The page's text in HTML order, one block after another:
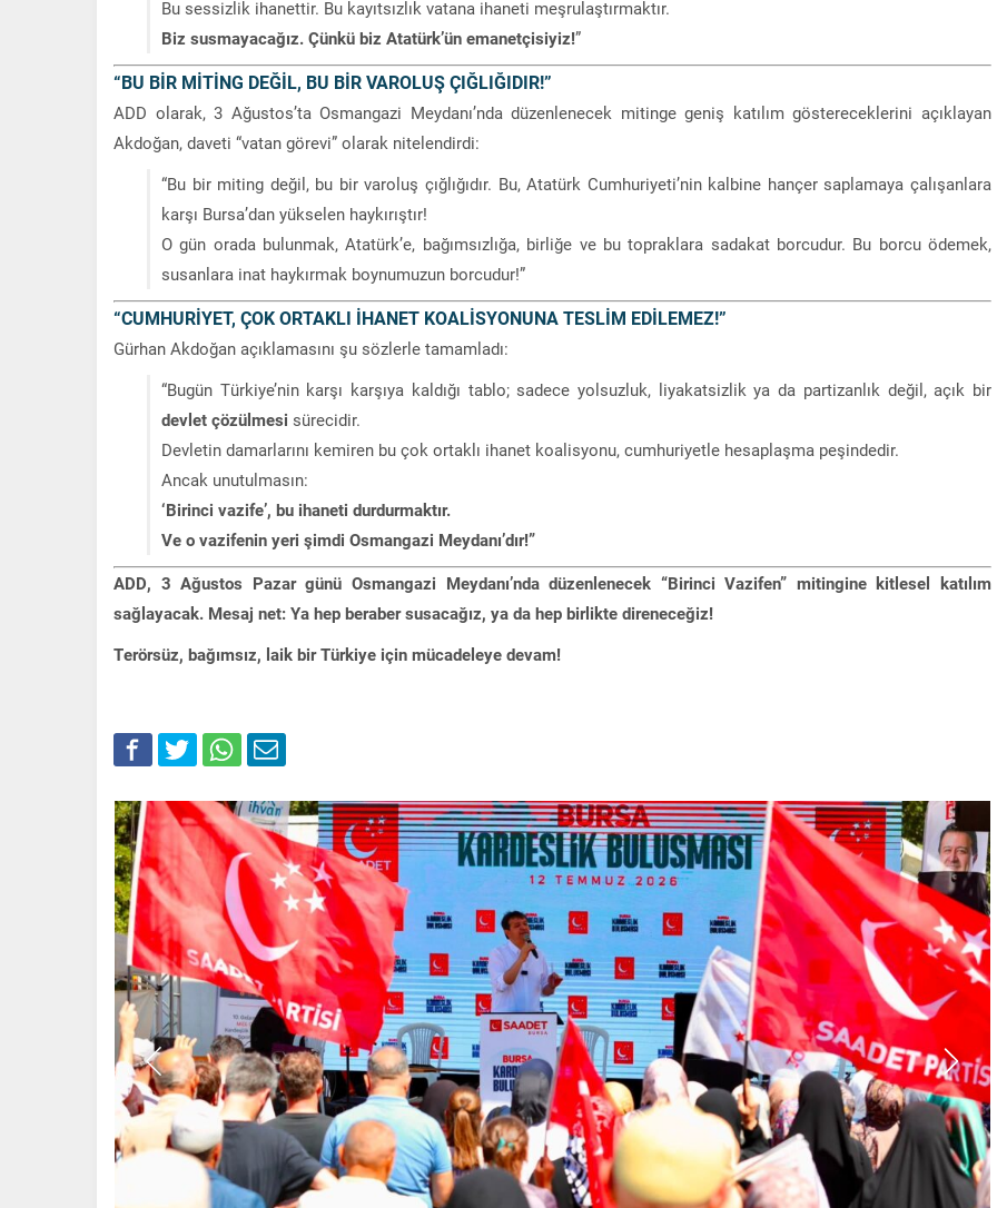
Bu sessizlik ihanettir. Bu kayıtsızlık vatana ihaneti meşrulaştırmaktır.
Biz susmayacağız. Çünkü biz Atatürk’ün emanetçisiyiz!”
“BU BİR MİTİNG DEĞİL, BU BİR VAROLUŞ ÇIĞLIĞIDIR!”
ADD olarak, 3 Ağustos’ta Osmangazi Meydanı’nda düzenlenecek mitinge geniş katılım göstereceklerini açıklayan
Akdoğan, daveti “vatan görevi” olarak nitelendirdi:
“Bu bir miting değil, bu bir varoluş çığlığıdır. Bu, Atatürk Cumhuriyeti’nin kalbine hançer saplamaya çalışanlara
karşı Bursa’dan yükselen haykırıştır!
O gün orada bulunmak, Atatürk’e, bağımsızlığa, birliğe ve bu topraklara sadakat borcudur. Bu borcu ödemek,
susanlara inat haykırmak boynumuzun borcudur!”
“CUMHURİYET, ÇOK ORTAKLI İHANET KOALİSYONUNA TESLİM EDİLEMEZ!”
Gürhan Akdoğan açıklamasını şu sözlerle tamamladı:
“Bugün Türkiye’nin karşı karşıya kaldığı tablo; sadece yolsuzluk, liyakatsizlik ya da partizanlık değil, açık bir
devlet çözülmesi sürecidir.
Devletin damarlarını kemiren bu çok ortaklı ihanet koalisyonu, cumhuriyetle hesaplaşma peşindedir.
Ancak unutulmasın:
‘Birinci vazife’, bu ihaneti durdurmaktır.
Ve o vazifenin yeri şimdi Osmangazi Meydanı’dır!”
ADD, 3 Ağustos Pazar günü Osmangazi Meydanı’nda düzenlenecek “Birinci Vazifen” mitingine kitlesel katılım
sağlayacak. Mesaj net: Ya hep beraber susacağız, ya da hep birlikte direneceğiz!
Terörsüz, bağımsız, laik bir Türkiye için mücadeleye devam!
“Sandık Emaneti Kişisel İkbal İçin Kullanılamaz”